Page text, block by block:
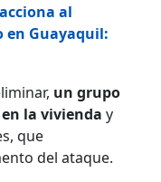
al
en Guayaquil:
un grupo
la vivienday
que
del ataque.